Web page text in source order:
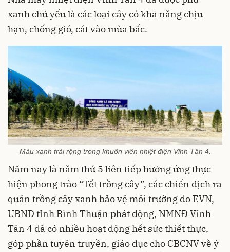
xanh chủ yếu là các loại cây có khả năng chịu
hạn, chống gió, cát vào mùa bấc.
Màu xanh trải rộng trong khuôn viên nhiệt điện Vĩnh Tân 4.
Năm nay là năm thứ 5 liên tiếp hưởng ứng thực
hiện phong trào “Tết trồng cây”, các chiến dịch ra
quân trồng cây xanh bảo vệ môi trường do EVN,
UBND tỉnh Bình Thuận phát động, NMNĐ Vĩnh
Tân 4 đã có nhiều hoạt động hết sức thiết thực,
góp phần tuyên truyền, giáo dục cho CBCNV về ý